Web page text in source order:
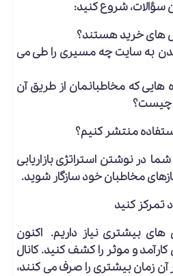
سؤالات، شروع کنید:
به سایت چه مسیری را طی می
هایی که مخاطبانمان از طریق آن
چیست؟
در نوشتن استراتژی بازاریابی
مخاطبان خود سازگار شوید.
های بیشتری نیاز داریم. اکنون
و موثر را کشف کنید. کانال
زمان بیشتری را صرف می کنند،